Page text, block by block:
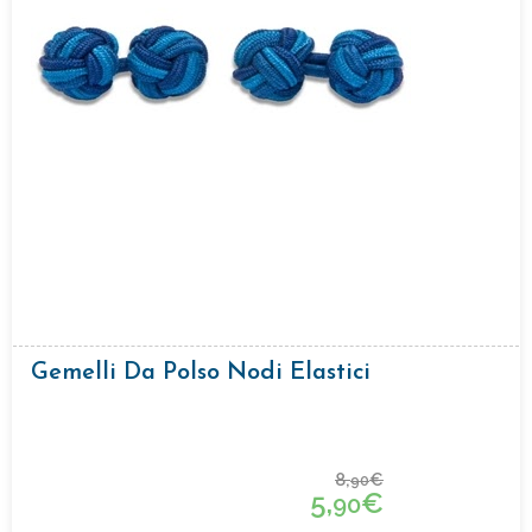
Gemelli Da Polso Nodi Elastici
8,90€
5,90€